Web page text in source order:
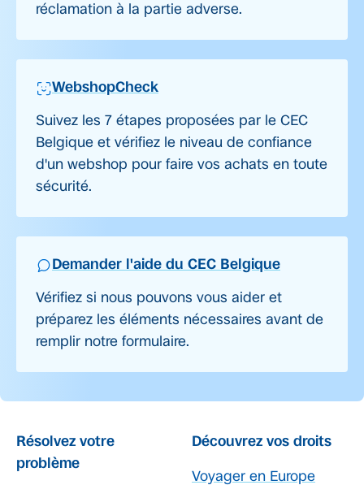
réclamation à la partie adverse.
WebshopCheck
Suivez les 7 étapes proposées par le CEC
Belgique et vérifiez le niveau de confiance
d'un webshop pour faire vos achats en toute
sécurité.
Demander l'aide du CEC Belgique
Vérifiez si nous pouvons vous aider et
préparez les éléments nécessaires avant de
remplir notre formulaire.
Résolvez votre
problème
Découvrez vos droits
Voyager en Europe